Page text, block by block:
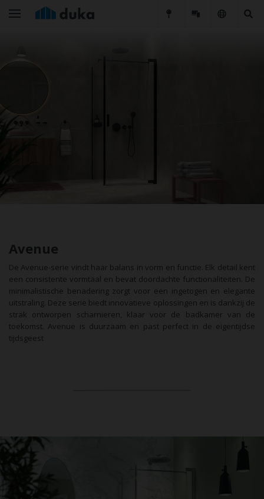
Avenue
De Avenue-serie vindt haar balans in vorm en functie. Elk detail kent
een consistente vormtaal en bevat doordachte functionaliteiten. De
minimalistische benadering zorgt voor een ingetogen en elegante
uitstraling. Deze serie biedt innovatieve oplossingen en is dankzij de
strak ontworpen scharnieren, klaar voor de badkamer van de
toekomst. Avenue is duurzaam en past perfect in de eigentijdse
tijdsgeest